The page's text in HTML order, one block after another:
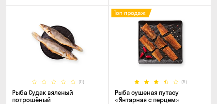
(0)
Рыба Судак вяленый
потрошёный
(8)
Топ продаж
Рыба сушеная путасу
«Янтарная с перцем»